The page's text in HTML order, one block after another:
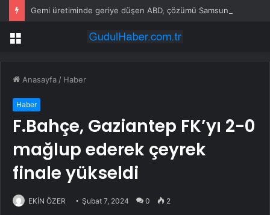
Menü
Anasayfa / Haber
Haber
F.Bahçe, Gaziantep FK’yı 2-0
mağlup ederek çeyrek
finale yükseldi
EKİN ÖZER Şubat 7, 2024 0 2